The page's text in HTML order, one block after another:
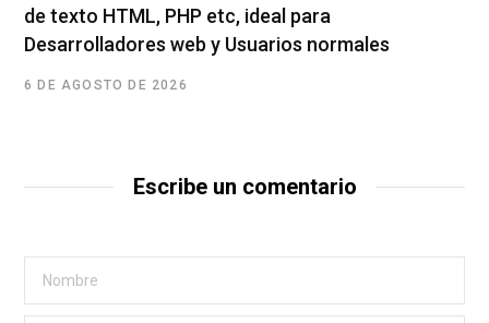
de texto HTML, PHP etc, ideal para
Desarrolladores web y Usuarios normales
6 DE AGOSTO DE 2026
Escribe un comentario